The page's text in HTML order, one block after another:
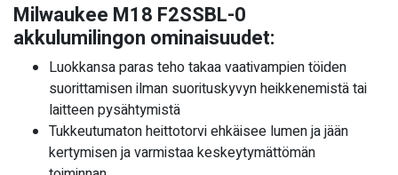
Milwaukee M18 F2SSBL-0
akkulumilingon ominaisuudet:
Luokkansa paras teho takaa vaativampien töiden
suorittamisen ilman suorituskyvyn heikkenemistä tai
laitteen pysähtymistä
Tukkeutumaton heittotorvi ehkäisee lumen ja jään
kertymisen ja varmistaa keskeytymättömän